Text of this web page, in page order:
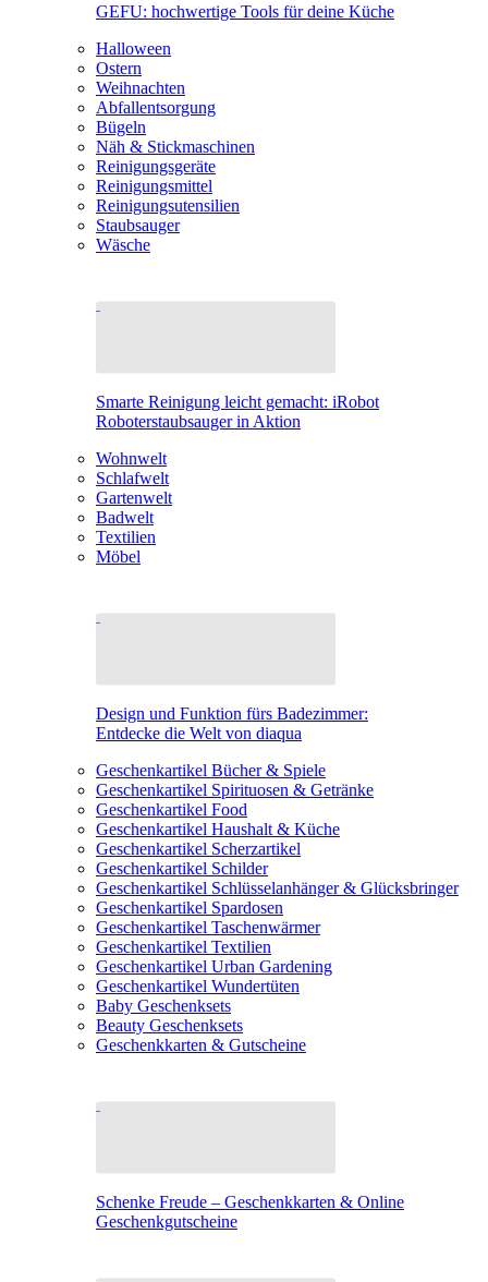
GEFU: hochwertige Tools für deine Küche
Halloween
Ostern
Weihnachten
Abfallentsorgung
Bügeln
Näh & Stickmaschinen
Reinigungsgeräte
Reinigungsmittel
Reinigungsutensilien
Staubsauger
Wäsche
Smarte Reinigung leicht gemacht: iRobot
Roboterstaubsauger in Aktion
Wohnwelt
Schlafwelt
Gartenwelt
Badwelt
Textilien
Möbel
Design und Funktion fürs Badezimmer:
Entdecke die Welt von diaqua
Geschenkartikel Bücher & Spiele
Geschenkartikel Spirituosen & Getränke
Geschenkartikel Food
Geschenkartikel Haushalt & Küche
Geschenkartikel Scherzartikel
Geschenkartikel Schilder
Geschenkartikel Schlüsselanhänger & Glücksbringer
Geschenkartikel Spardosen
Geschenkartikel Taschenwärmer
Geschenkartikel Textilien
Geschenkartikel Urban Gardening
Geschenkartikel Wundertüten
Baby Geschenksets
Beauty Geschenksets
Geschenkkarten & Gutscheine
Schenke Freude – Geschenkkarten & Online
Geschenkgutscheine